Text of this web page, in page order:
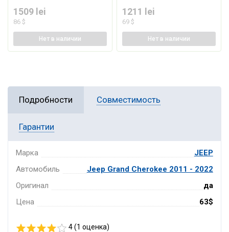
1509 lei
86 $
Нет в наличии
1211 lei
69 $
Нет в наличии
Подробности Совместимость
Гарантии
Марка
JEEP
Автомобиль
Jeep Grand Cherokee 2011 - 2022
Оригинал
да
Цена
63$
4 (1 оценка)